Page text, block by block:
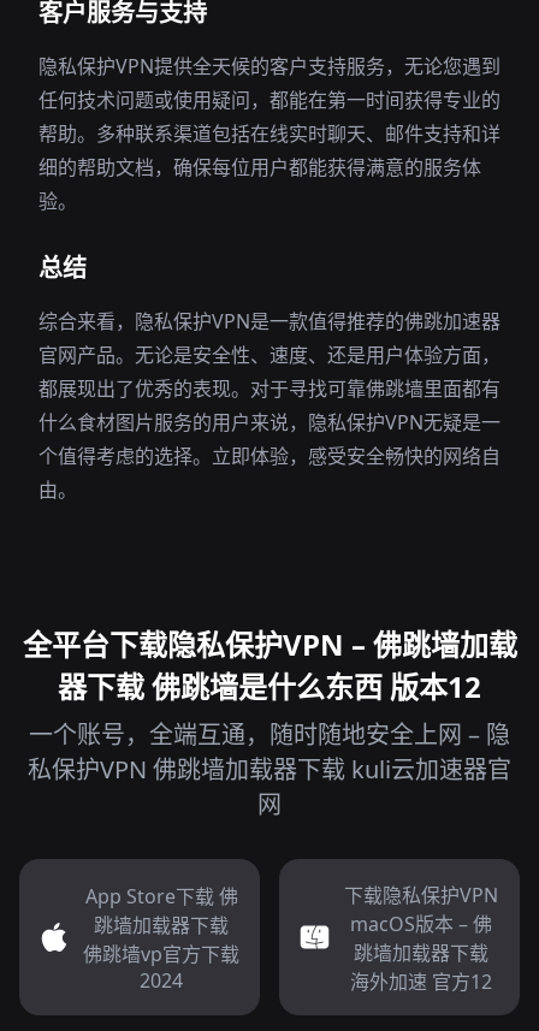
客户服务与支持
隐私保护VPN提供全天候的客户支持服务，无论您遇到
任何技术问题或使用疑问，都能在第一时间获得专业的
帮助。多种联系渠道包括在线实时聊天、邮件支持和详
细的帮助文档，确保每位用户都能获得满意的服务体
验。
总结
综合来看，隐私保护VPN是一款值得推荐的佛跳加速器
官网产品。无论是安全性、速度、还是用户体验方面，
都展现出了优秀的表现。对于寻找可靠佛跳墙里面都有
什么食材图片服务的用户来说，隐私保护VPN无疑是一
个值得考虑的选择。立即体验，感受安全畅快的网络自
由。
全平台下载隐私保护VPN – 佛跳墙加载
器下载 佛跳墙是什么东西 版本12
一个账号，全端互通，随时随地安全上网 – 隐
私保护VPN 佛跳墙加载器下载 kuli云加速器官
网
App Store下载 佛
跳墙加载器下载
佛跳墙vp官方下载
2024
下载隐私保护VPN
macOS版本 – 佛
跳墙加载器下载
海外加速 官方12